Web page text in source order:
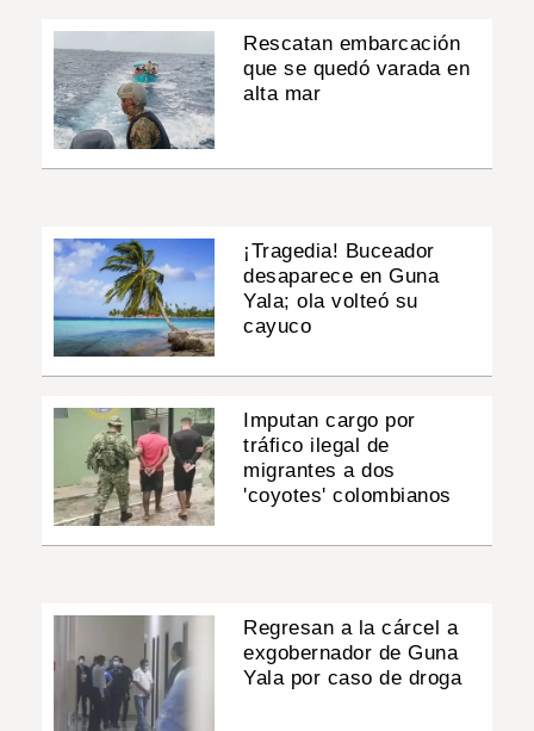
Rescatan embarcación
que se quedó varada en
alta mar
¡Tragedia! Buceador
desaparece en Guna
Yala; ola volteó su
cayuco
Imputan cargo por
tráfico ilegal de
migrantes a dos
'coyotes' colombianos
Regresan a la cárcel a
exgobernador de Guna
Yala por caso de droga